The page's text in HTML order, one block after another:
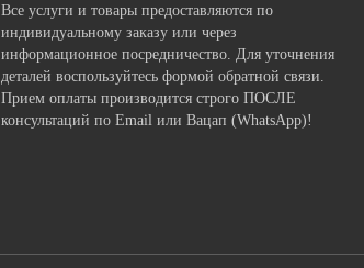
Все услуги и товары предоставляются по
индивидуальному заказу или через
информационное посредничество. Для уточнения
деталей воспользуйтесь формой обратной связи.
Прием оплаты производится строго ПОСЛЕ
консультаций по Email или Вацап (WhatsApp)!